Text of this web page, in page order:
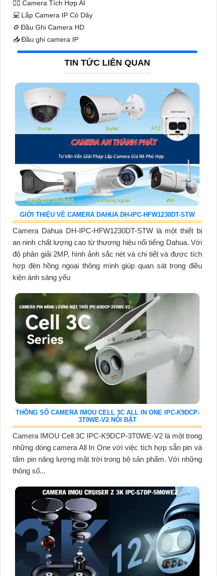
🧛‍♀️ Camera Tích Hợp AI
💻 Lắp Camera IP Có Dây
⚙️ Đầu Ghi Camera HD
📥Đầu ghi camera IP
TIN TỨC LIÊN QUAN
GIỚI THIỆU VỀ CAMERA DAHUA DH-IPC-HFW1230DT-STW
Camera Dahua DH-IPC-HFW1230DT-STW là một thiết bị
an ninh chất lượng cao từ thương hiệu nổi tiếng Dahua. Với
độ phân giải 2MP, hình ảnh sắc nét và chi tiết và được tích
hợp đèn hồng ngoại thông minh giúp quan sát trong điều
kiện ánh sáng yếu
THÔNG SỐ CAMERA IMOU CELL 3C ALL IN ONE IPC-K9DCP-
3T0WE-V2 NỔI BẬT
Camera IMOU Cell 3C IPC-K9DCP-3T0WE-V2 là một trong
những dòng camera All In One với việc tích hợp sẵn pin và
tấm pin năng lượng mặt trời trong bộ sản phẩm. Với những
thông số...